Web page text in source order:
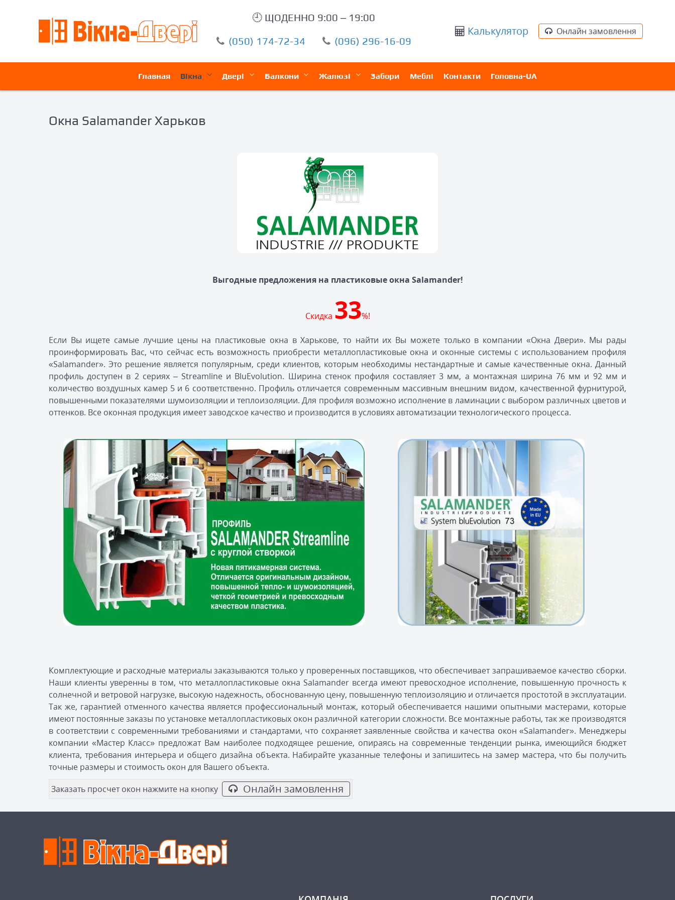
🕘 ЩОДЕННО 9:00 – 19:00
(050) 174-72-34 (096) 296-16-09
Калькулятор Онлайн замовлення
Главная Вікна Двері Балкони Жалюзі Забори Меблі Контакти Головна-UA
Окна Salamander Харьков
Выгодные предложения на пластиковые окна Salamander!
Скидка 33%!
Если Вы ищете самые лучшие цены на пластиковые окна в Харькове, то найти их Вы можете только в компании «Окна Двери». Мы рады
проинформировать Вас, что сейчас есть возможность приобрести металлопластиковые окна и оконные системы с использованием профиля
«Salamander». Это решение является популярным, среди клиентов, которым необходимы нестандартные и самые качественные окна. Данный
профиль доступен в 2 сериях – Streamline и BluEvolution. Ширина стенок профиля составляет 3 мм, а монтажная ширина 76 мм и 92 мм и
количество воздушных камер 5 и 6 соответственно. Профиль отличается современным массивным внешним видом, качественной фурнитурой,
повышенными показателями шумоизоляции и теплоизоляции. Для профиля возможно исполнение в ламинации с выбором различных цветов и
оттенков. Все оконная продукция имеет заводское качество и производится в условиях автоматизации технологического процесса.
Комплектующие и расходные материалы заказываются только у проверенных поставщиков, что обеспечивает запрашиваемое качество сборки.
Наши клиенты уверенны в том, что металлопластиковые окна Salamander всегда имеют превосходное исполнение, повышенную прочность к
солнечной и ветровой нагрузке, высокую надежность, обоснованную цену, повышенную теплоизоляцию и отличается простотой в эксплуатации.
Так же, гарантией отменного качества является профессиональный монтаж, который обеспечивается нашими опытными мастерами, которые
имеют постоянные заказы по установке металлопластиковых окон различной категории сложности. Все монтажные работы, так же производятся
в соответствии с современными требованиями и стандартами, что сохраняет заявленные свойства и качества окон «Salamander». Менеджеры
компании «Мастер Класс» предложат Вам наиболее подходящее решение, опираясь на современные тенденции рынка, имеющийся бюджет
клиента, требования интерьера и общего дизайна объекта. Набирайте указанные телефоны и запишитесь на замер мастера, что бы получить
точные размеры и стоимость окон для Вашего объекта.
Заказать просчет окон нажмите на кнопку
Онлайн замовлення